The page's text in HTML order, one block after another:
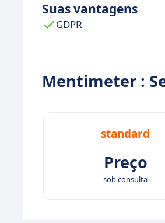
Suas vantagens
GDPR
Mentimeter :
standard
Preço
sob consulta